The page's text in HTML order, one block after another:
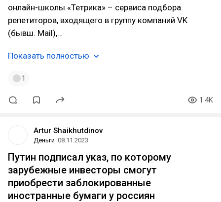
онлайн-школы «Тетрика» – сервиса подбора
репетиторов, входящего в группу компаний VK
(бывш. Mail),…
Показать полностью
1
1.4K
Artur Shaikhutdinov
Деньги 08.11.2023
Путин подписал указ, по которому
зарубежные инвесторы смогут
приобрести заблокированные
иностранные бумаги у россиян